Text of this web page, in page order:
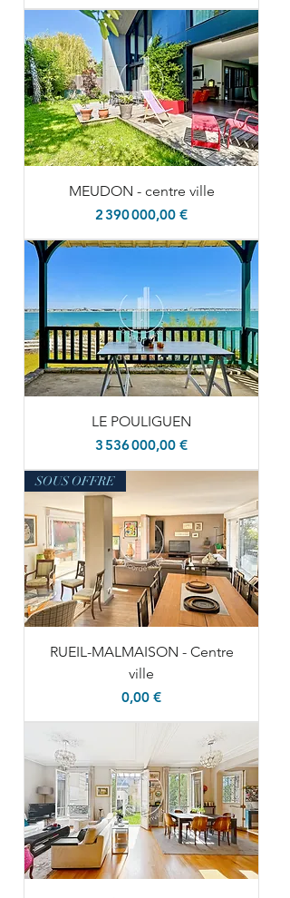
MEUDON - centre ville
Prix
2 390 000,00 €
LE POULIGUEN
Prix
3 536 000,00 €
SOUS OFFRE
RUEIL-MALMAISON - Centre
ville
Prix
0,00 €